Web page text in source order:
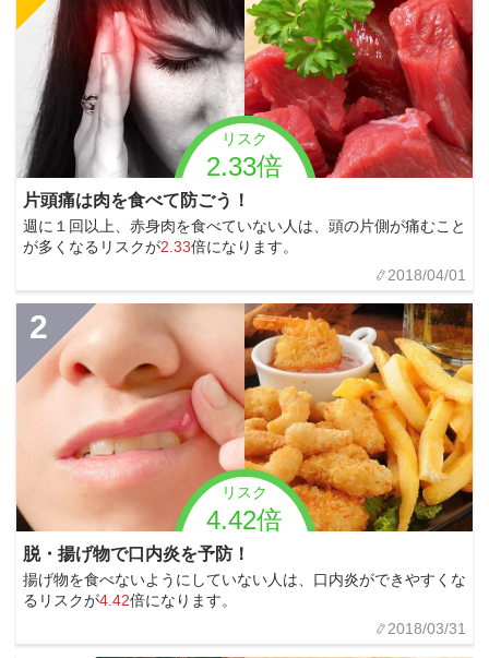
リスク
2.33倍
片頭痛は肉を食べて防ごう！
週に１回以上、赤身肉を食べていない人は、頭の片側が痛むこと
が多くなるリスクが2.33倍になります。
2018/04/01
リスク
4.42倍
2
脱・揚げ物で口内炎を予防！
揚げ物を食べないようにしていない人は、口内炎ができやすくな
るリスクが4.42倍になります。
2018/03/31